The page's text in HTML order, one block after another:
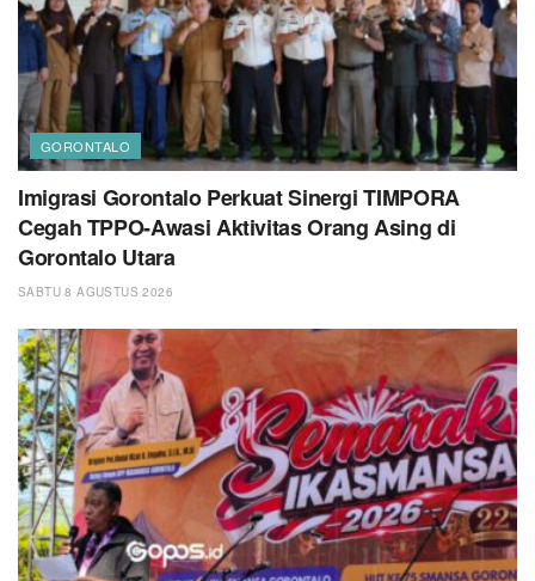
GORONTALO
Imigrasi Gorontalo Perkuat Sinergi TIMPORA
Cegah TPPO-Awasi Aktivitas Orang Asing di
Gorontalo Utara
SABTU 8 AGUSTUS 2026